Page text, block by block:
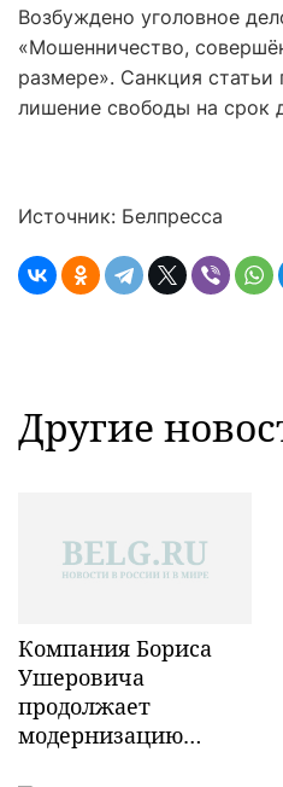
Возбуждено уголовное
«Мошенничество,
размере». Санкция статьи
лишение свободы на срок
Источник: Белпресса
Другие
Компания Бориса
Ушеровича
продолжает
модернизацию